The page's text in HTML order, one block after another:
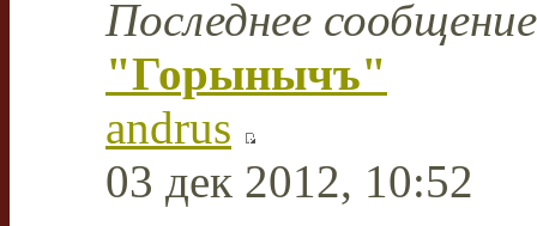
Последнее сообщение
"Горынычъ"
andrus
03 дек 2012, 10:52